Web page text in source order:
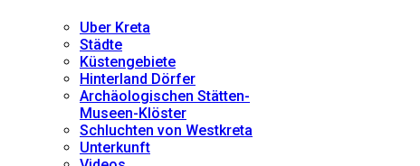
Uber Kreta
Städte
Küstengebiete
Hinterland Dörfer
Archäologischen Stätten-
Museen-Klöster
Schluchten von Westkreta
Unterkunft